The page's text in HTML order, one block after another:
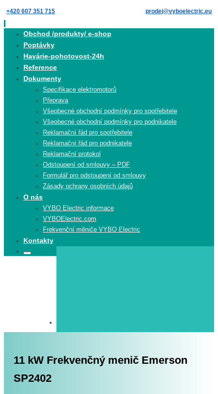
Skip
to
content
+420 607 351 715 prodej@vyboelectric.eu
Obchod /produkty/ e-shop
Poptávky
Havárie-pohotovost-24h
Reference
Dokumenty
Specifikace elektromotorů
Přeprava
Všeobecné obchodní podmínky pro spotřebitele
Všeobecné obchodní podmínky pro podnikatele
Reklamační řád pro spotřebitele
Reklamační řád pro podnikatele
Reklamační protokol
Odstoupení od smlouvy – PDF
Formulář pro odstoupení od smlouvy
Zásady ochrany osobních údajů
O nás
VYBO Electric informace
VYBOElectric.com
Frekvenční měniče VYBO Electric
Kontakty
Search
Search
11 kW Frekvenčný menič Emerson
SP2402